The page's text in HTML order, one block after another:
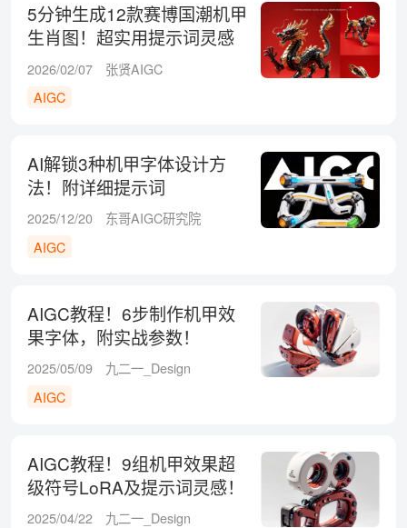
5分钟生成12款赛博国潮机甲
生肖图！超实用提示词灵感
2026/02/07
张贤AIGC
AIGC
AI解锁3种机甲字体设计方
法！附详细提示词
2025/12/20
东哥AIGC研究院
AIGC
AIGC教程！6步制作机甲效
果字体，附实战参数！
2025/05/09
九二一_Design
AIGC
AIGC教程！9组机甲效果超
级符号LoRA及提示词灵感！
2025/04/22
九二一_Design